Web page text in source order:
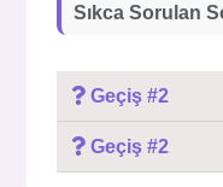
Sıkca Sorulan
Geçiş #2
Geçiş #2